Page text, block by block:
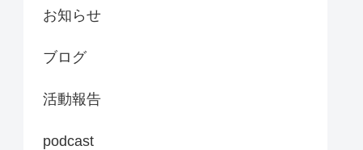
お知らせ
ブログ
活動報告
podcast